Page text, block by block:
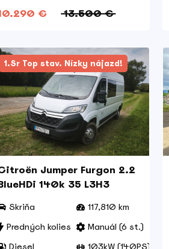
€ 13.500 €
1.Sr Top stav. Nízky nájazd!
Jumper Furgon 2.2
140k 35 L3H3
Skriňa
117,810 km
Predných kolies
Manuál (6 st.)
Diesel
103kW (140PS)